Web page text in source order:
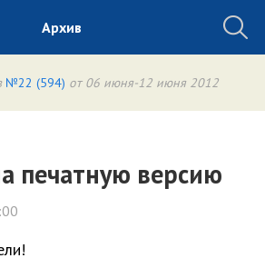
Архив
№22 (594) от 06 июня-12 июня 2012
печатную версию